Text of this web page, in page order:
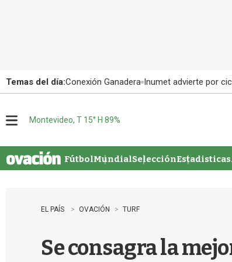
Temas del día:Conexión Ganadera Inumet advierte por
u
Montevideo, T 15° H 89%
FútbolMundialSelecciónEstadisticas
EL PAÍS OVACIÓN TURF
Se consagra la